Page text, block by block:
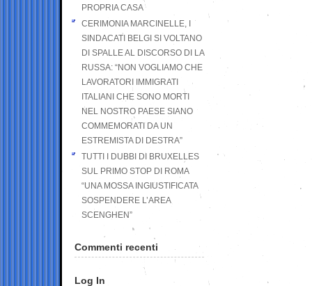
PROPRIA CASA
CERIMONIA MARCINELLE, I
SINDACATI BELGI SI VOLTANO
DI SPALLE AL DISCORSO DI LA
RUSSA: “NON VOGLIAMO CHE
LAVORATORI IMMIGRATI
ITALIANI CHE SONO MORTI
NEL NOSTRO PAESE SIANO
COMMEMORATI DA UN
ESTREMISTA DI DESTRA”
TUTTI I DUBBI DI BRUXELLES
SUL PRIMO STOP DI ROMA
“UNA MOSSA INGIUSTIFICATA
SOSPENDERE L’AREA
SCENGHEN”
Commenti recenti
Log In